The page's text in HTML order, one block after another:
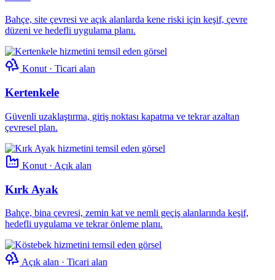
Bahçe, site çevresi ve açık alanlarda kene riski için keşif, çevre
düzeni ve hedefli uygulama planı.
Konut · Ticari alan
Kertenkele
Güvenli uzaklaştırma, giriş noktası kapatma ve tekrar azaltan
çevresel plan.
Konut · Açık alan
Kırk Ayak
Bahçe, bina çevresi, zemin kat ve nemli geçiş alanlarında keşif,
hedefli uygulama ve tekrar önleme planı.
Açık alan · Ticari alan